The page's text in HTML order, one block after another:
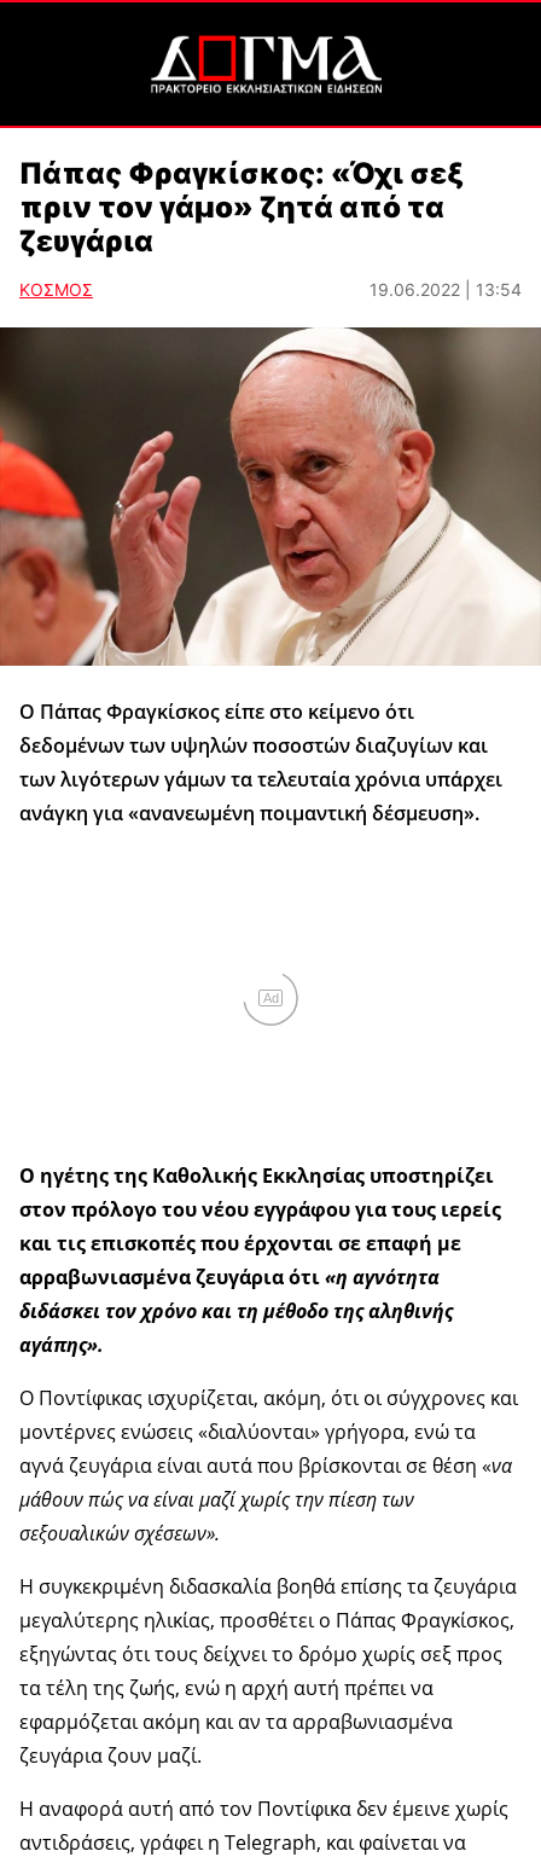
Πάπας Φραγκίσκος: «Όχι σεξ
πριν τον γάμο» ζητά από τα
ζευγάρια
ΚΟΣΜΟΣ 19.06.2022 | 13:54
Ο Πάπας Φραγκίσκος είπε στο κείμενο ότι
δεδομένων των υψηλών ποσοστών διαζυγίων και
των λιγότερων γάμων τα τελευταία χρόνια υπάρχει
ανάγκη για «ανανεωμένη ποιμαντική δέσμευση».
Ad
Ο ηγέτης της Καθολικής Εκκλησίας υποστηρίζει
στον πρόλογο του νέου εγγράφου για τους ιερείς
και τις επισκοπές που έρχονται σε επαφή με
αρραβωνιασμένα ζευγάρια ότι«η αγνότητα
διδάσκει τον χρόνο και τη μέθοδο της αληθινής
αγάπης».
Ο Ποντίφικας ισχυρίζεται, ακόμη, ότι οι σύγχρονες και
μοντέρνες ενώσεις «διαλύονται» γρήγορα, ενώ τα
αγνά ζευγάρια είναι αυτά που βρίσκονται σε θέση «να
μάθουν πώς να είναι μαζί χωρίς την πίεση των
σεξουαλικών σχέσεων».
Η συγκεκριμένη διδασκαλία βοηθά επίσης τα ζευγάρια
μεγαλύτερης ηλικίας, προσθέτει ο Πάπας Φραγκίσκος,
εξηγώντας ότι τους δείχνει το δρόμο χωρίς σεξ προς
τα τέλη της ζωής, ενώ η αρχή αυτή πρέπει να
εφαρμόζεται ακόμη και αν τα αρραβωνιασμένα
ζευγάρια ζουν μαζί.
Η αναφορά αυτή από τον Ποντίφικα δεν έμεινε χωρίς
αντιδράσεις, γράφει η Telegraph, και φαίνεται να